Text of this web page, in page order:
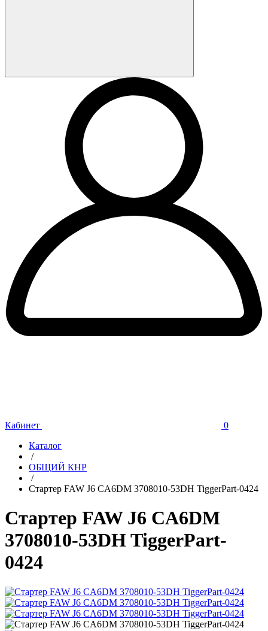
Кабинет
0
Каталог
/
ОБЩИЙ КНР
/
Стартер FAW J6 CA6DM 3708010-53DH TiggerPart-0424
Стартер FAW J6 CA6DM
3708010-53DH TiggerPart-
0424